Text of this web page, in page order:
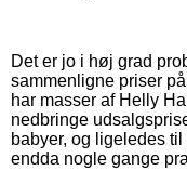
Det er jo i høj grad
sammenligne priser
har masser af Helly
nedbringe
babyer, og ligeledes
endda nogle gange